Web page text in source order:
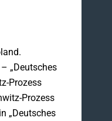
„Deutsches
Prozess
Prozess
„Deutsches